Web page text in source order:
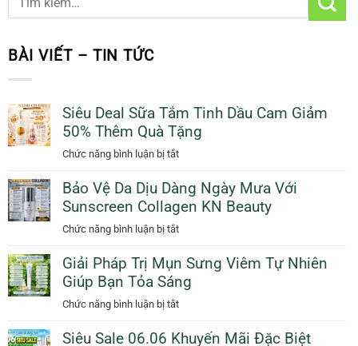
BÀI VIẾT – TIN TỨC
Siêu Deal Sữa Tắm Tinh Dầu Cam Giảm
50% Thêm Quà Tặng
Chức năng bình luận bị tắtở
Deal
Sữa
Cam
Giảm
50%
Quà
Bảo Vệ Da Dịu Dàng Ngày Mưa Với
Sunscreen Collagen KN Beauty
Chức năng bình luận bị tắtở
Vệ
Da
Giải Pháp Trị Mụn Sưng Viêm Tự Nhiên
Giúp Bạn Tỏa Sáng
Chức năng bình luận bị tắtở
Pháp
Siêu Sale 06.06 Khuyến Mãi Đặc Biệt